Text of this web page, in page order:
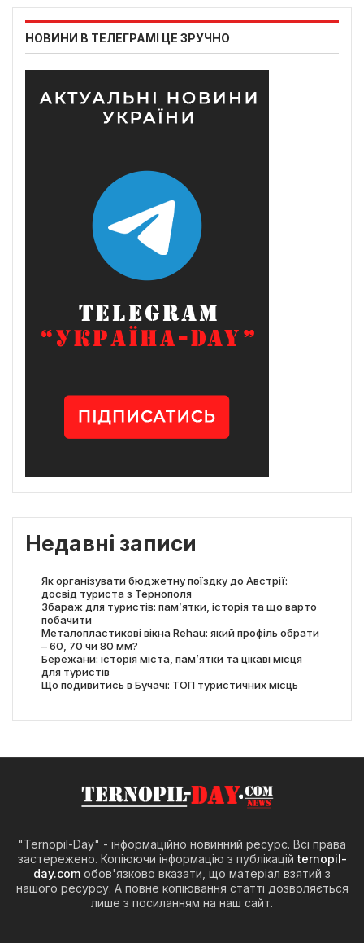
НОВИНИ В ТЕЛЕГРАМІ ЦЕ ЗРУЧНО
Недавні записи
Як організувати бюджетну поїздку до Австрії:
досвід туриста з Тернополя
Збараж для туристів: пам’ятки, історія та що варто
побачити
Металопластикові вікна Rehau: який профіль обрати
– 60, 70 чи 80 мм?
Бережани: історія міста, пам’ятки та цікаві місця
для туристів
Що подивитись в Бучачі: ТОП туристичних місць
"Ternopil-Day" - інформаційно новинний ресурс. Всі права
застережено. Копіюючи інформацію з публікаційternopil-
day.com обов'язково вказати, що матеріал взятий з
нашого ресурсу. А повне копіювання статті дозволяється
лише з посиланням на наш сайт.